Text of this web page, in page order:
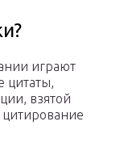
играют
цитаты,
взятой